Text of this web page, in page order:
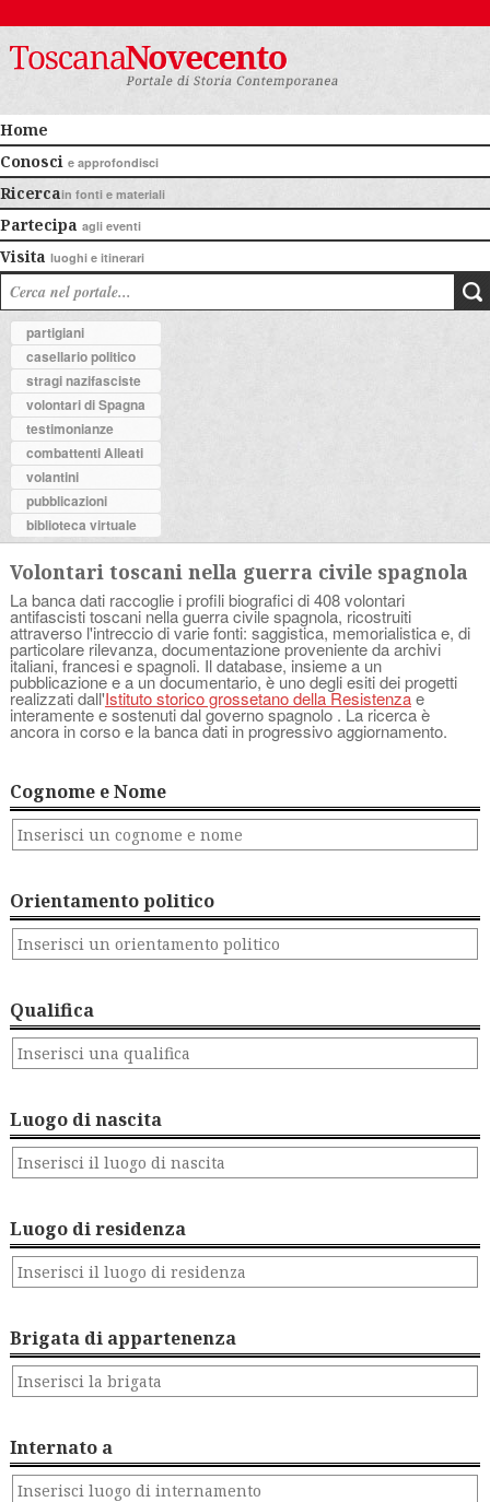
Home
Conosci e approfondisci
Ricercain fonti e materiali
Partecipa agli eventi
Visita luoghi e itinerari
partigiani
casellario politico
stragi nazifasciste
volontari di Spagna
testimonianze
combattenti Alleati
volantini
pubblicazioni
biblioteca virtuale
Volontari toscani nella guerra civile spagnola
La banca dati raccoglie i profili biografici di 408 volontari
antifascisti toscani nella guerra civile spagnola, ricostruiti
attraverso l'intreccio di varie fonti: saggistica, memorialistica e, di
particolare rilevanza, documentazione proveniente da archivi
italiani, francesi e spagnoli. Il database, insieme a un
pubblicazione e a un documentario, è uno degli esiti dei progetti
realizzati dall'Istituto storico grossetano della Resistenzae
interamente e sostenuti dal governo spagnolo . La ricerca è
ancora in corso e la banca dati in progressivo aggiornamento.
Cognome e Nome
Orientamento politico
Qualifica
Luogo di nascita
Luogo di residenza
Brigata di appartenenza
Internato a